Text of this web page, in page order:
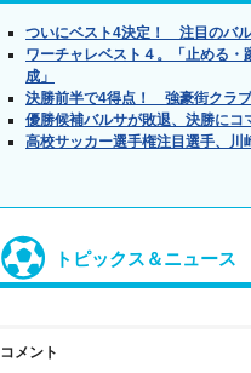
ついにベスト4決定！ 注目のバ
ワーチャレベスト４。「止める
成」
決勝前半で4得点！ 強豪街クラ
優勝候補バルサが敗退、決勝に
高校サッカー選手権注目選手、
トピックス＆ニュース
コメント